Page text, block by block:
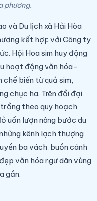
phương.
và Du lịchxã Hải Hòa
kết hợp với Công ty
Hội Hoa sim huy động
hoạt động văn hóa-
biến từ quả sim,
chục ha. Trên đồi đại
trồng theo quy hoạch
uốn lượn nâng bước du
kênh lạch thượng
ba vách, buồn cánh
văn hóa ngư dân vùng
gần.